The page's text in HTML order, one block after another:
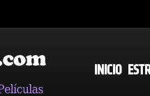
INICIO